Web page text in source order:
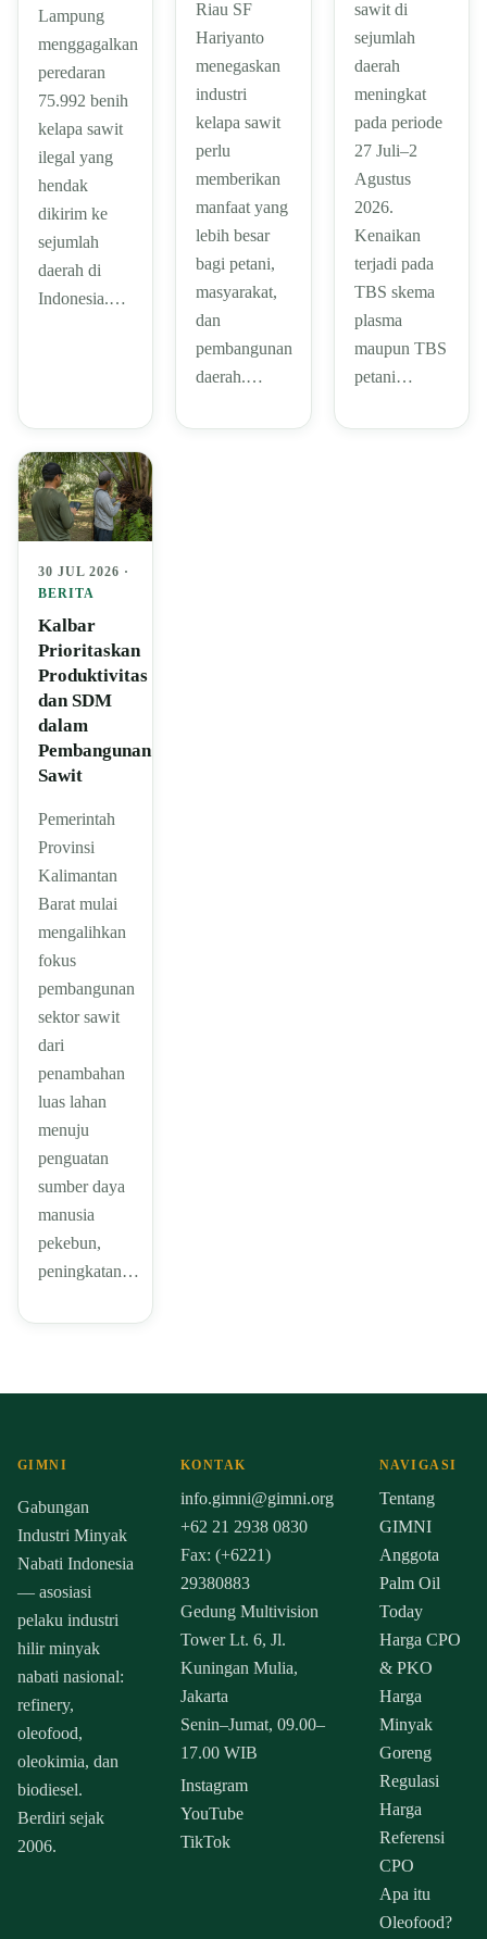
Lampung
menggagalkan
peredaran
75.992 benih
kelapa sawit
ilegal yang
hendak
dikirim ke
sejumlah
daerah di
Indonesia.…
Riau SF
Hariyanto
menegaskan
industri
kelapa sawit
perlu
memberikan
manfaat yang
lebih besar
bagi petani,
masyarakat,
dan
pembangunan
daerah.…
sawit di
sejumlah
daerah
meningkat
pada periode
27 Juli–2
Agustus
2026.
Kenaikan
terjadi pada
TBS skema
plasma
maupun TBS
petani…
30 JUL 2026 ·
BERITA
Kalbar
Prioritaskan
Produktivitas
dan SDM
dalam
Pembangunan
Sawit
Pemerintah
Provinsi
Kalimantan
Barat mulai
mengalihkan
fokus
pembangunan
sektor sawit
dari
penambahan
luas lahan
menuju
penguatan
sumber daya
manusia
pekebun,
peningkatan…
GIMNI
Gabungan
Industri Minyak
Nabati Indonesia
— asosiasi
pelaku industri
hilir minyak
nabati nasional:
refinery,
oleofood,
oleokimia, dan
biodiesel.
Berdiri sejak
2006.
KONTAK
info.gimni@gimni.org
+62 21 2938 0830
Fax: (+6221)
29380883
Gedung Multivision
Tower Lt. 6, Jl.
Kuningan Mulia,
Jakarta
Senin–Jumat, 09.00–
17.00 WIB
Instagram
YouTube
TikTok
NAVIGASI
Tentang
GIMNI
Anggota
Palm Oil
Today
Harga CPO
& PKO
Harga
Minyak
Goreng
Regulasi
Harga
Referensi
CPO
Apa itu
Oleofood?